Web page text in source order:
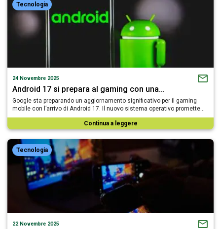
Tecnologia
24 Novembre 2025
Android 17 si prepara al gaming con una…
Google sta preparando un aggiornamento significativo per il gaming
mobile con l’arrivo di Android 17. Il nuovo sistema operativo promette…
Continua a leggere
Tecnologia
22 Novembre 2025